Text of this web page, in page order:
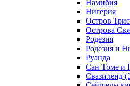
Намибия
Нигерия
Остров
Острова
Родезия
Родезия и
Руанда
Сан Томе и
Свазиленд